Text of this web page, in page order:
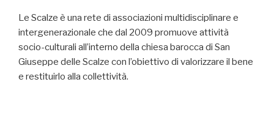
Le Scalze è una rete di associazioni multidisciplinare e
intergenerazionale che dal 2009 promuove attività
socio-culturali all’interno della chiesa barocca di San
Giuseppe delle Scalze con l’obiettivo di valorizzare il bene
e restituirlo alla collettività.